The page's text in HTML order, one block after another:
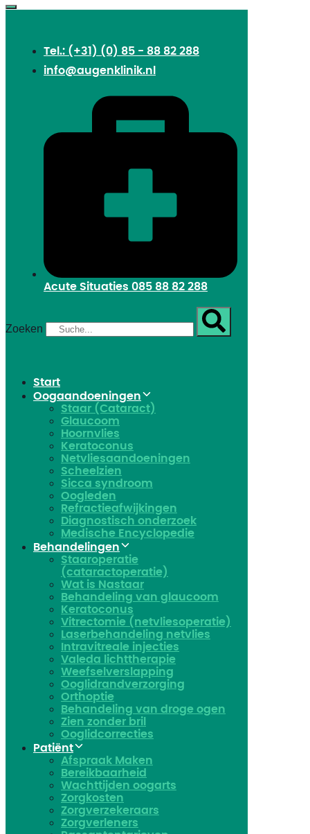
Tel.: (+31) (0) 85 - 88 82 288
info@augenklinik.nl
Acute Situaties 085 88 82 288
Zoeken
Start
Oogaandoeningen
Staar (Cataract)
Glaucoom
Hoornvlies
Keratoconus
Netvliesaandoeningen
Scheelzien
Sicca syndroom
Oogleden
Refractieafwijkingen
Diagnostisch onderzoek
Medische Encyclopedie
Behandelingen
Staaroperatie
(cataractoperatie)
Wat is Nastaar
Behandeling van glaucoom
Keratoconus​
Vitrectomie (netvliesoperatie)
Laserbehandeling netvlies
Intravitreale injecties
Valeda lichttherapie
Weefselverslapping
Ooglidrandverzorging
Orthoptie
Behandeling van droge ogen
Zien zonder bril
Ooglidcorrecties
Patiënt
Afspraak Maken
Bereikbaarheid
Wachttijden oogarts
Zorgkosten
Zorgverzekeraars
Zorgverleners